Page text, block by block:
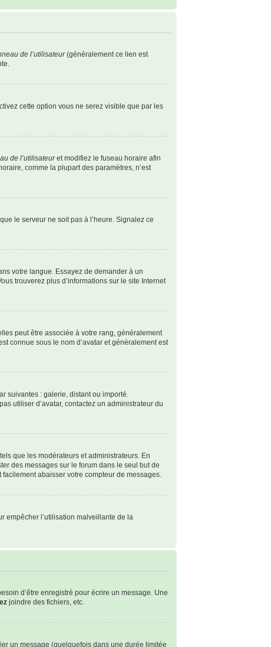
de l’utilisateur(généralement ce lien est
cette option vous ne serez visible que par les
de l’utilisateuret modifiez le fuseau horaire afin
comme la plupart des paramètres, n’est
le serveur ne soit pas à l’heure. Signalez ce
votre langue. Essayez de demander à un
trouverez plus d’informations sur le site Internet
peut être associée à votre rang, généralement
connue sous le nom d’avatar et généralement est
suivantes : galerie, distant ou importé.
utiliser d’avatar, contactez un administrateur du
que les modérateurs et administrateurs. En
des messages sur le forum dans le seul but de
abaisser votre compteur de messages.
empêcher l’utilisation malveillante de la
d’être enregistré pour écrire un message. Une
joindre des fichiers, etc.
un message (quelquefois dans une durée limitée